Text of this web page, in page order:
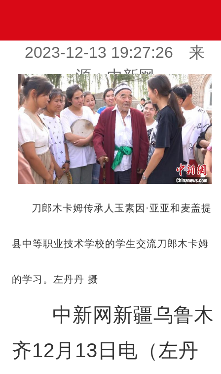
2023-12-13 19:27:26 来
源：中新网
刀郎木卡姆传承人玉素因·亚亚和麦盖提
县中等职业技术学校的学生交流刀郎木卡姆
的学习。左丹丹 摄
中新网新疆乌鲁木
齐12月13日电（左丹